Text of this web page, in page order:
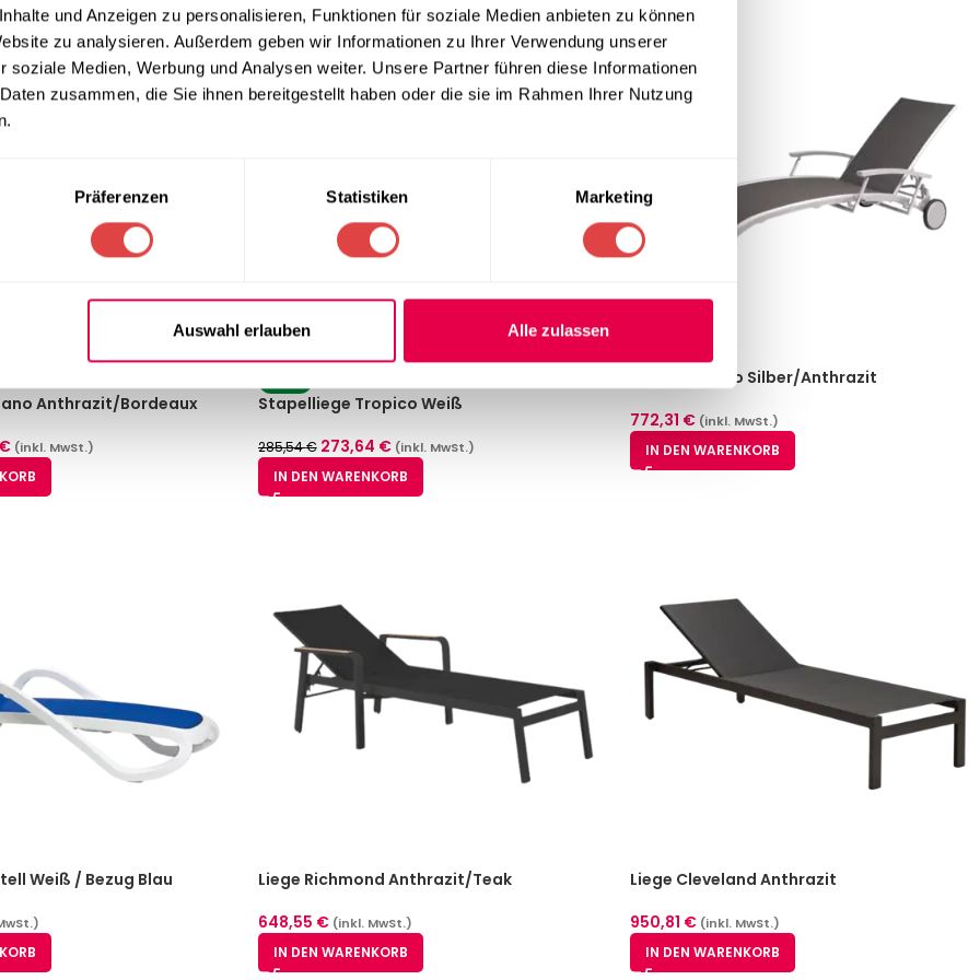
und Anzeigen zu personalisieren, Funktionen für soziale Medien anbieten zu können
zu analysieren. Außerdem geben wir Informationen zu Ihrer Verwendung unserer
soziale Medien, Werbung und Analysen weiter. Unsere Partner führen diese Informationen
zusammen, die Sie ihnen bereitgestellt haben oder die sie im Rahmen Ihrer Nutzung
Präferenzen Statistiken Marketing
Auswahl erlauben Alle zulassen
Anthrazit/Bordeaux
(inkl. MwSt.)
Stapelliege Tropico Weiß
285,54€ 273,64 € (inkl. MwSt.)
IN DEN WARENKORB
Liege Palermo Silber/Anthrazit
772,31 € (inkl. MwSt.)
IN DEN WARENKORB
Weiß / Bezug Blau
Liege Richmond Anthrazit/Teak
648,55 € (inkl. MwSt.)
IN DEN WARENKORB
Liege Cleveland Anthrazit
950,81 € (inkl. MwSt.)
IN DEN WARENKORB